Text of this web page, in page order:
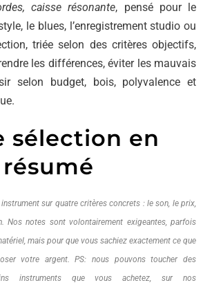
caisse résonante, pensé pour le
le blues, l’enregistrement studio ou
triée selon des critères objectifs,
les différences, éviter les mauvais
selon budget, bois, polyvalence et
sélection en
résumé
sur quatre critères concrets : le son, le prix,
Nos notes sont volontairement exigeantes, parfois
mais pour que vous sachiez exactement ce que
votre argent. PS: nous pouvons toucher des
instruments que vous achetez, sur nos